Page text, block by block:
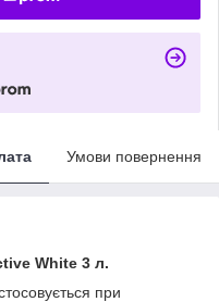
Умови повернення
White 3 л.
при